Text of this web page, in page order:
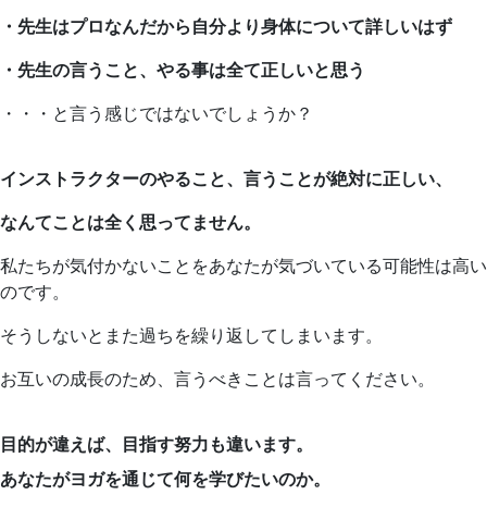
・先生はプロなんだから自分より身体について詳しいはず
・先生の言うこと、やる事は全て正しいと思う
・・・と言う感じではないでしょうか？
インストラクターのやること、言うことが絶対に正しい、
なんてことは全く思ってません。
私たちが気付かないことをあなたが気づいている可能性は高い
のです。
そうしないとまた過ちを繰り返してしまいます。
お互いの成長のため、言うべきことは言ってください。
目的が違えば、目指す努力も違います。
あなたがヨガを通じて何を学びたいのか。